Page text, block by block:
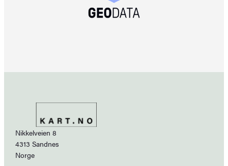
Nikkelveien 8
4313 Sandnes
Norge